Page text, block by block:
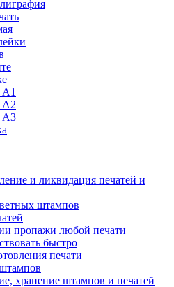
А1
А2
А3
и ликвидация печатей и
штампов
пропажи любой печати
быстро
печати
хранение штампов и печатей